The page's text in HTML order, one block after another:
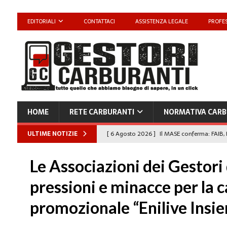
EDITORIALI CONTATTACI ASSISTENZA LEGALE
HOME RETE CARBURANTI NORMATIVA
ULTIME NOTIZIE [ 6 Agosto 2026 ] Il MASE conferma:
[ 6 Agosto 2026 ] “Da ‘Qui ci puoi fare
Enilive diventa nazionale”
EDITORIALI
[ 4 Agosto 2026 ] Caro Carburanti,
Carburanti, Sperduto
Le Associazioni dei
pressioni e minacce per la
promozionale “Enilive